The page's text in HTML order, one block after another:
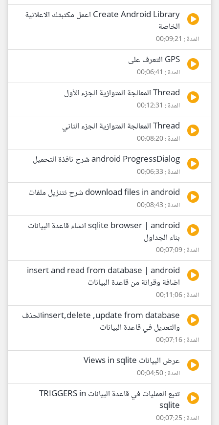
Create Android Library اعمل مكتبتك الاعلانية
الخاصة
المدة : 00:09:21
GPS التعرف على
المدة : 00:06:41
Thread المعالجة المتوازية الجزء الأول
المدة : 00:12:31
Thread المعالجة المتوازية الجزء الثاني
المدة : 00:08:20
android ProgressDialog شرح نافذة التحميل
المدة : 00:06:33
download files in android شرح نتنزيل ملفات
المدة : 00:08:43
sqlite browser | android انشاء قاعدة البيانات
بناء الجداول
المدة : 00:07:09
insert and read from database | android
اضافة وقرائة من قاعدة البيانات
المدة : 00:11:06
insert,delete ,update from databaseالحذف
والتعديل في قاعدة البيانات
المدة : 00:07:16
عرض البيانات Views in sqlite
المدة : 00:04:50
تتبع العمليات في قاعدة البيانات TRIGGERS in
sqlite
المدة : 00:07:25